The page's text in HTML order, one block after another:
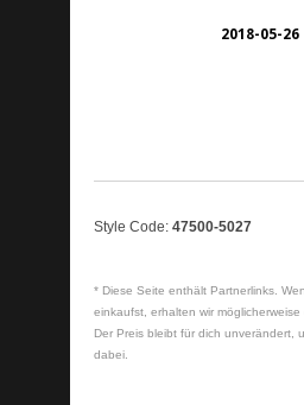
2018-05-26
Style Code: 47500-5027
* Diese Seite enthält Partnerlinks.
einkaufst, erhalten wir möglicherweise
Der Preis bleibt für dich unverändert,
dabei.